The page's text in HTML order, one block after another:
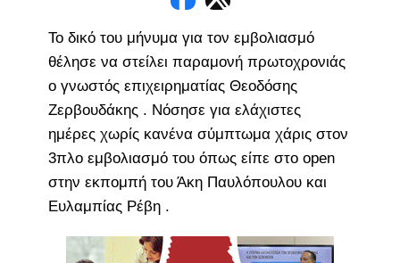
Το δικό του μήνυμα για τον εμβολιασμό
θέλησε να στείλει παραμονή πρωτοχρονιάς
ο γνωστός επιχειρηματίας Θεοδόσης
Ζερβουδάκης . Νόσησε για ελάχιστες
ημέρες χωρίς κανένα σύμπτωμα χάρις στον
3πλο εμβολιασμό του όπως είπε στο open
στην εκπομπή του Άκη Παυλόπουλου και
Ευλαμπίας Ρέβη .